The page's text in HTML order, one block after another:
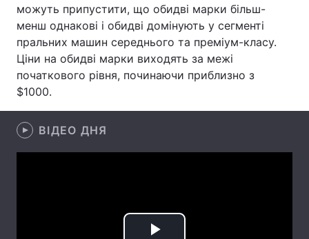
Екологія Регіони
Лонгріди
Відео з Youtube
Інтерв'ю
Архів Вакансії
можуть припустити, що обидві марки більш-
менш однакові і обидві домінують у сегменті
пральних машин середнього та преміум-класу.
Ціни на обидві марки виходять за межі
початкового рівня, починаючи приблизно з
$1000.
ВІДЕО ДНЯ